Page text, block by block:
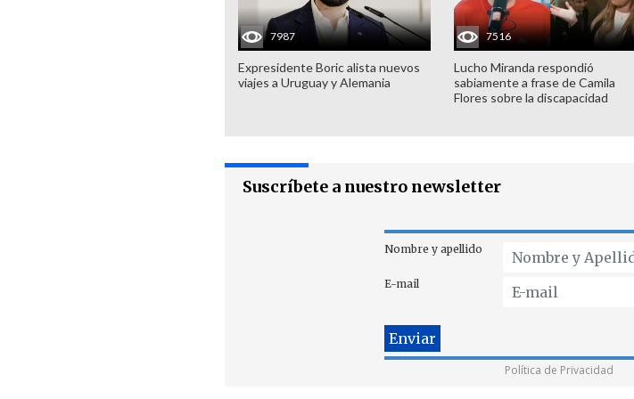
7987
Expresidente Boric alista nuevos
viajes a Uruguay y Alemania
7516
Lucho Miranda respondió
sabiamente a frase de Camila
Flores sobre la discapacidad
Suscríbete a nuestro newsletter
Nombre y apellido
E-mail
Política de Privacidad